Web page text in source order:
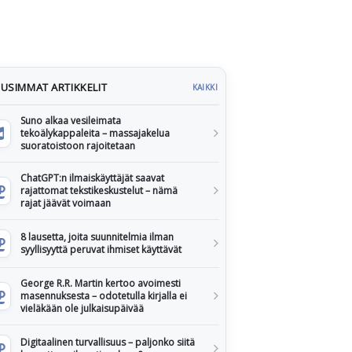
ARTIKKELIT KAIKKI
Suno alkaa vesileimata
tekoälykappaleita – massajakelua
suoratoistoon rajoitetaan
ChatGPT:n ilmaiskäyttäjät saavat
rajattomat tekstikeskustelut – nämä
rajat jäävät voimaan
8 lausetta, joita suunnitelmia ilman
syyllisyyttä peruvat ihmiset käyttävät
George R.R. Martin kertoo avoimesti
masennuksesta – odotetulla kirjalla ei
vieläkään ole julkaisupäivää
Digitaalinen turvallisuus – paljonko siitä